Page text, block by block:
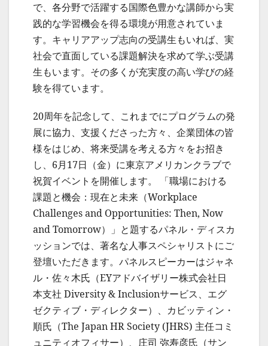
で、各分野で活躍する国際色豊かな講師から実
践的な学習機会を得る環境が用意されていま
す。キャリアアップ志向の受講生もいれば、実
社会で直面している課題解決を求めて学ぶ受講
生もいます。その多くが充実度の高い学びの経
験を得ています。
20周年を記念して、これまでにプログラムの発
展に協力、支援くださった方々、企業団体の皆
様をはじめ、将来受講を考える方々をお招き
し、6月17日（金）に東京アメリカンクラブで
祝賀イベントを開催します。 「職場における
課題と機会：現在と未来（Workplace
Challenges and Opportunities: Then, Now
and Tomorrow）」と題するパネル・ディスカ
ッションでは、著名な人事スペシャリストにご
登壇いただきます。パネルスピーカーはジャネ
ル・佐々木氏（EYアドバイザリー株式会社日
本支社 Diversity & Inclusionサービス、エグ
ゼクティブ・ディレクター）、カビッティン・
順氏（The Japan HR Society (JHRS) 主任コミ
ュニティオフィサー）、庄司 弥寿彦氏（サン